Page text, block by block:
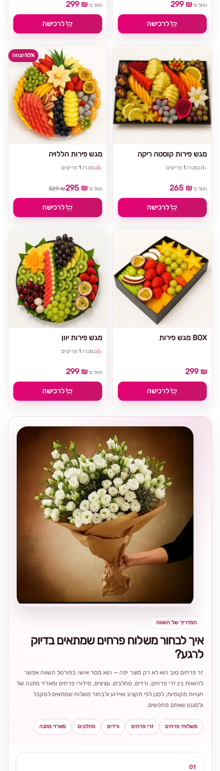
החל מ־299 ₪
לרכישה
החל מ־299 ₪
לרכישה
10%הנחה
מגש פירות הללויה
נמכרו 1 פריטים
החל מ־295 ₪
329 ₪
לרכישה
מגש פירות קוסטה ריקה
נמכרו 1 פריטים
החל מ־265 ₪
לרכישה
מגש פירות יוון
נמכרו 1 פריטים
החל מ־299 ₪
לרכישה
מגש פירות BOX
299 ₪
לרכישה
המדריך של השווה
איך לבחור משלוח פרחים שמתאים בדיוק
לרגע?
זר פרחים טוב הוא לא רק מוצר יפה — הוא מסר אישי. בפורטל השווה אפשר
להשוות בין זרי פרחים, ורדים, סחלבים, עציצים, סידורי פרחים ומארזי מתנה של
חנויות מקומיות, לסנן לפי תקציב ואירוע ולבחור משלוח שמתאים למקבל
ולסגנון שאתם מחפשים.
משלוחי פרחים זרי פרחים ורדים סחלבים מארזי מתנה
01